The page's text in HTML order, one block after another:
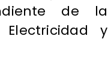
de la
Electricidad y